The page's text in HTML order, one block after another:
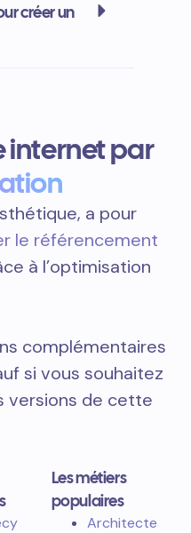
créer un
internet par
a pour
le référencement
à l’optimisation
complémentaires
si vous souhaitez
versions de cette
Les métiers
populaires
Architecte